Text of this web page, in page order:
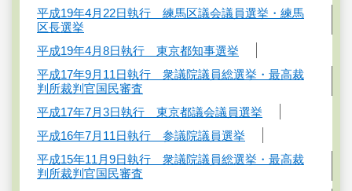
平成19年4月22日執行 練馬区議会議員選挙・練馬
区長選挙
平成19年4月8日執行 東京都知事選挙
平成17年9月11日執行 衆議院議員総選挙・最高裁
判所裁判官国民審査
平成17年7月3日執行 東京都議会議員選挙
平成16年7月11日執行 参議院議員選挙
平成15年11月9日執行 衆議院議員総選挙・最高裁
判所裁判官国民審査